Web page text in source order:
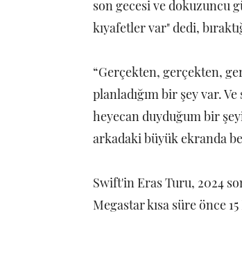
son gecesi ve dokuzuncu
kıyafetler var" dedi,
“Gerçekten, gerçekten,
planladığım bir şey var.
heyecan duyduğum bir
arkadaki büyük ekranda
Swift'in Eras Turu, 2024
Megastar kısa süre önce